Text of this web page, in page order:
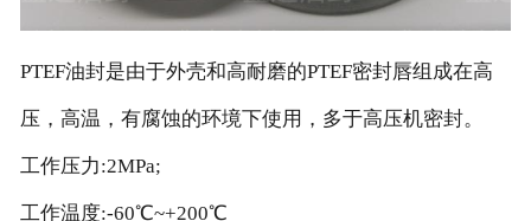
PTEF油封是由于外壳和高耐磨的PTEF密封唇组成在高
压，高温，有腐蚀的环境下使用，多于高压机密封。
工作压力:2MPa;
工作温度:-60℃~+200℃